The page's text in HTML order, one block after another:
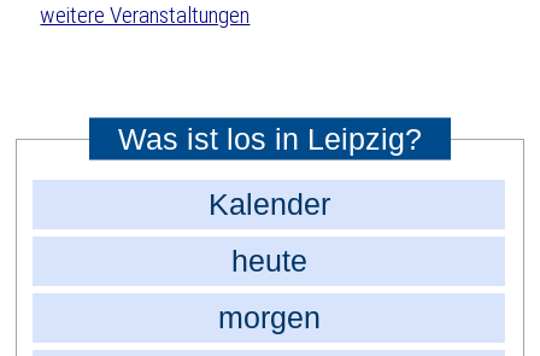
weitere Veranstaltungen
Was ist los in Leipzig?
Kalender
heute
morgen